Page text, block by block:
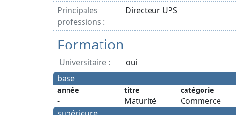
Principales
professions :
Directeur UPS
Formation
Universitaire :
oui
base
année titre catégorie
- Maturité Commerce